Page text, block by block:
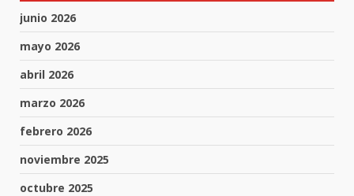
junio 2026
mayo 2026
abril 2026
marzo 2026
febrero 2026
noviembre 2025
octubre 2025